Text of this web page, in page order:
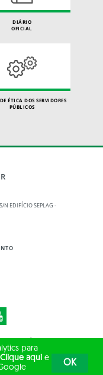
DIÁRIO
OFICIAL
ÉTICA DOS SERVIDORES
PÚBLICOS
N EDIFÍCIO SEPLAG -
DO CEARÁ
para
Clique aqui e
OK